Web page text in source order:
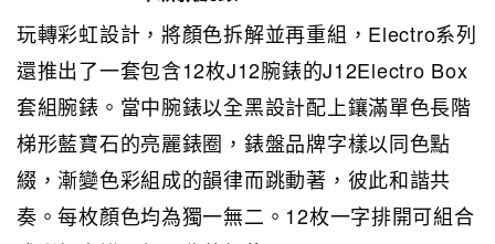
玩轉彩虹設計，將顏色拆解並再重組，Electro系列
還推出了一套包含12枚J12腕錶的J12Electro Box
套組腕錶。當中腕錶以全黑設計配上鑲滿單色長階
梯形藍寶石的亮麗錶圈，錶盤品牌字樣以同色點
綴，漸變色彩組成的韻律而跳動著，彼此和諧共
奏。每枚顏色均為獨一無二。12枚一字排開可組合